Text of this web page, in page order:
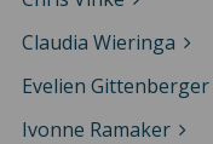
Claudia Wieringa
Evelien Gittenberger
Ivonne Ramaker